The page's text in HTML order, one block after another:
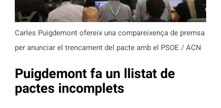
Carles Puigdemont ofereix una compareixença de premsa
per anunciar el trencament del pacte amb el PSOE / ACN
Puigdemont fa un llistat de
pactes incomplets